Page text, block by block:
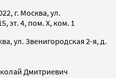
г. Москва, ул.
эт. 4, пом. X, ком. 1
ул. Звенигородская 2-я, д.
Дмитриевич